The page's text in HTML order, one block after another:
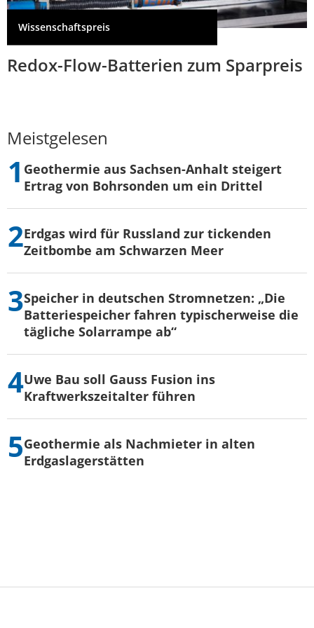
Wissenschaftspreis
Redox-Flow-Batterien zum Sparpreis
Meistgelesen
Geothermie aus Sachsen-Anhalt steigert
Ertrag von Bohrsonden um ein Drittel
Erdgas wird für Russland zur tickenden
Zeitbombe am Schwarzen Meer
Speicher in deutschen Stromnetzen: „Die
Batteriespeicher fahren typischerweise die
tägliche Solarrampe ab“
Uwe Bau soll Gauss Fusion ins
Kraftwerkszeitalter führen
Geothermie als Nachmieter in alten
Erdgaslagerstätten